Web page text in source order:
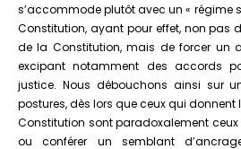
s’accommode plutôt avec un « régime
Constitution, ayant pour effet, non pas
de la Constitution, mais de forcer un
excipant notamment des accords
justice. Nous débouchons ainsi sur
postures, dès lors que ceux qui donnent
Constitution sont paradoxalement
ou conférer un semblant